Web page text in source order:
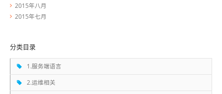
2015年八月
2015年七月
分类目录
1.服务端语言
2.运维相关